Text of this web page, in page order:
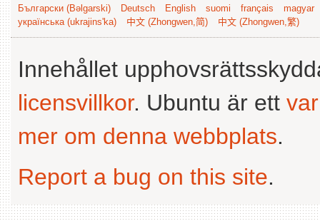
Български (Bəlgarski) Deutsch English suomi français
magyar
українська (ukrajins'ka)
中文 (Zhongwen,简) 中文 (Zhongwen,繁)
Innehållet
licensvillkor. Ubuntu är ett
mer om denna webbplats.
Report a bug on this site.